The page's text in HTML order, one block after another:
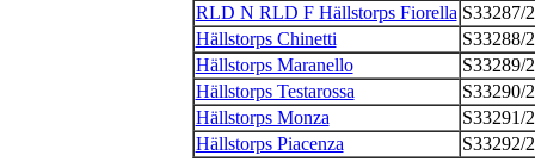
RLD N RLD F Hällstorps Fiorella S33287/
Hällstorps Chinetti
S33288/
Hällstorps Maranello
S33289/
Hällstorps Testarossa
S33290/
Hällstorps Monza
S33291/
Hällstorps Piacenza
S33292/